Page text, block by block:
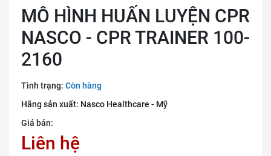
MÔ HÌNH HUẤN LUYỆN CPR
NASCO - CPR TRAINER 100-
2160
Tình trạng: Còn hàng
Hãng sản xuất: Nasco Healthcare - Mỹ
Giá bán:
Liên hệ